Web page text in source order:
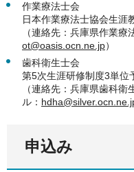
作業療法士会
日本作業療法士協会生涯
（連絡先：兵庫県作業
ot@oasis.ocn.ne.jp）
歯科衛生士会
第5次生涯研修制度3単位
（連絡先：兵庫県歯科
ル：
申込み